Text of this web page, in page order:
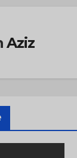
Aziz